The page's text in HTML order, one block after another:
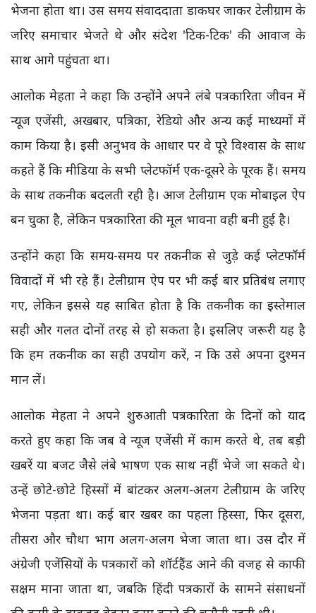
भेजना होता था। उस समय संवाददाता डाकघर जाकर टेलीग्राम के
जरिए समाचार भेजते थे और संदेश 'टिक-टिक' की आवाज के
साथ आगे पहुंचता था।
आलोक मेहता ने कहा कि उन्होंने अपने लंबे पत्रकारिता जीवन में
न्यूज एजेंसी, अखबार, पत्रिका, रेडियो और अन्य कई माध्यमों में
काम किया है। इसी अनुभव के आधार पर वे पूरे विश्वास के साथ
कहते हैं कि मीडिया के सभी प्लेटफॉर्म एक-दूसरे के पूरक हैं। समय
के साथ तकनीक बदलती रही है। आज टेलीग्राम एक मोबाइल ऐप
बन चुका है, लेकिन पत्रकारिता की मूल भावना वही बनी हुई है।
उन्होंने कहा कि समय-समय पर तकनीक से जुड़े कई प्लेटफॉर्म
विवादों में भी रहे हैं। टेलीग्राम ऐप पर भी कई बार प्रतिबंध लगाए
गए, लेकिन इससे यह साबित होता है कि तकनीक का इस्तेमाल
सही और गलत दोनों तरह से हो सकता है। इसलिए जरूरी यह है
कि हम तकनीक का सही उपयोग करें, न कि उसे अपना दुश्मन
मान लें।
आलोक मेहता ने अपने शुरुआती पत्रकारिता के दिनों को याद
करते हुए कहा कि जब वे न्यूज एजेंसी में काम करते थे, तब बड़ी
खबरें या बजट जैसे लंबे भाषण एक साथ नहीं भेजे जा सकते थे।
उन्हें छोटे-छोटे हिस्सों में बांटकर अलग-अलग टेलीग्राम के जरिए
भेजना पड़ता था। कई बार खबर का पहला हिस्सा, फिर दूसरा,
तीसरा और चौथा भाग अलग-अलग भेजा जाता था। उस दौर में
अंग्रेजी एजेंसियों के पत्रकारों को शॉर्टहैंड आने की वजह से काफी
सक्षम माना जाता था, जबकि हिंदी पत्रकारों के सामने संसाधनों